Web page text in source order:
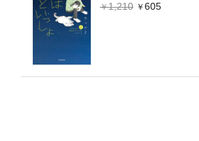
1,210
605